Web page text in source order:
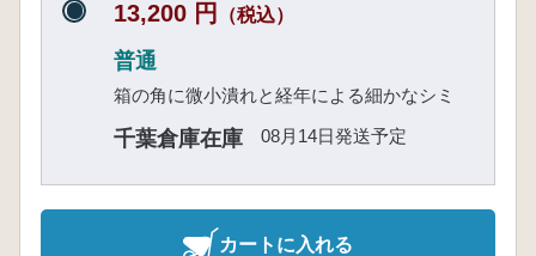
13,200 円 （税込）
普通
箱の角に微小潰れと経年による細かなシミ
千葉倉庫在庫 08月14日発送予定
カートに入れる